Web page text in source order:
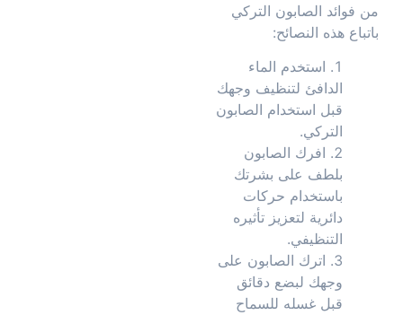
من فوائد الصابون التركي
باتباع هذه النصائح:
استخدم الماء
الدافئ لتنظيف وجهك
قبل استخدام الصابون
التركي.
افرك الصابون
بلطف على بشرتك
باستخدام حركات
دائرية لتعزيز تأثيره
التنظيفي.
اترك الصابون على
وجهك لبضع دقائق
قبل غسله للسماح